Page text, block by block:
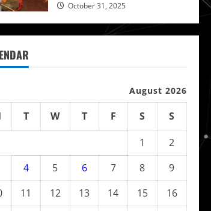
October 31, 2025
August 2026
T W T F S
S
1
2
4 5 6 7 8
9
11 12 13 14 15
16